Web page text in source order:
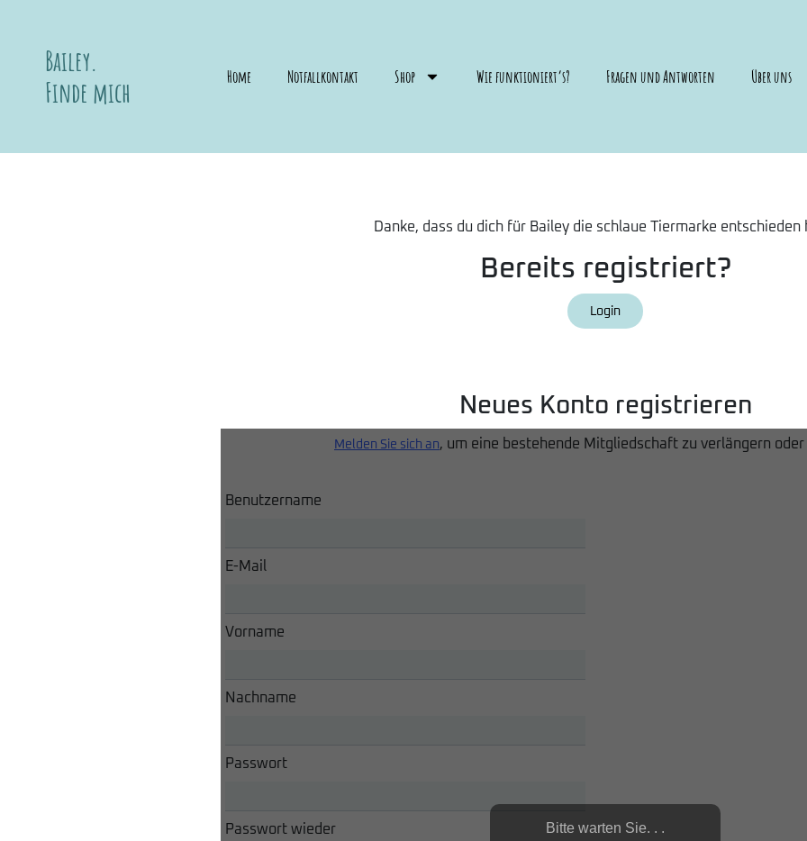
Bailey.
Finde mich
Home Notfallkontakt Shop Wie funktioniert’s? Fragen und Antworten Über uns
Danke, dass du dich für Bailey die schlaue Tiermarke entschieden
Bereits registriert?
Login
Neues Konto registrieren
Melden Sie sich an, um eine bestehende Mitgliedschaft zu verlängern oder
Benutzername
E-Mail
Vorname
Nachname
Passwort
Passwort wieder Bitte warten Sie. . .